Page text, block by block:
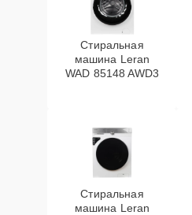
Стиральная
машина Leran
WAD 85148 AWD3
Стиральная
машина Leran